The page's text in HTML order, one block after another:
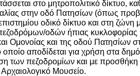
στο μητροπολιτικό δίκτυο,
στην οδό Πατησίων (όπως
οδικό δίκτυο και στη ζώνη
πεζοδρόμων/οδών ήπιας
Ομονοίας και της οδού Πατησίων
αποδίδεται για χρήση στα
των πεζοδρομίων και με
Μουσείο.